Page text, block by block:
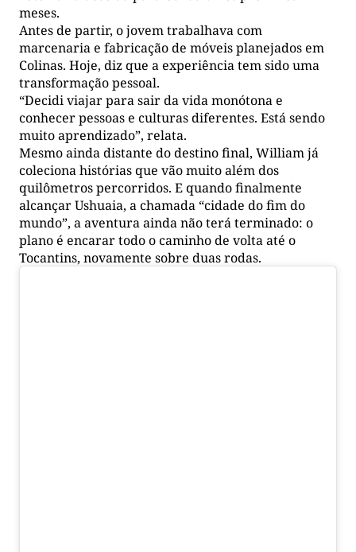
meses.
Antes de partir, o jovem trabalhava com
marcenaria e fabricação de móveis planejados em
Colinas. Hoje, diz que a experiência tem sido uma
transformação pessoal.
“Decidi viajar para sair da vida monótona e
conhecer pessoas e culturas diferentes. Está sendo
muito aprendizado”, relata.
Mesmo ainda distante do destino final, William já
coleciona histórias que vão muito além dos
quilômetros percorridos. E quando finalmente
alcançar Ushuaia, a chamada “cidade do fim do
mundo”, a aventura ainda não terá terminado: o
plano é encarar todo o caminho de volta até o
Tocantins, novamente sobre duas rodas.